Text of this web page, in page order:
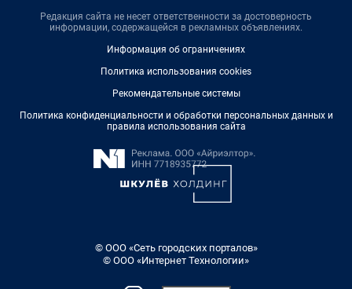
Редакция сайта не несет ответственности за достоверность
информации, содержащейся в рекламных объявлениях.
Информация об ограничениях
Политика использования cookies
Рекомендательные системы
Политика конфиденциальности и обработки персональных данных и
правила использования сайта
© ООО «Сеть городских порталов»
© ООО «Интернет Технологии»